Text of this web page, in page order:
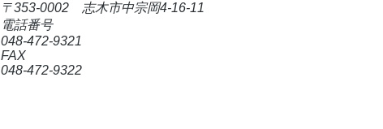
〒353-0002 志木市中宗岡4-16-11
電話番号
048-472-9321
FAX
​048-472-9322